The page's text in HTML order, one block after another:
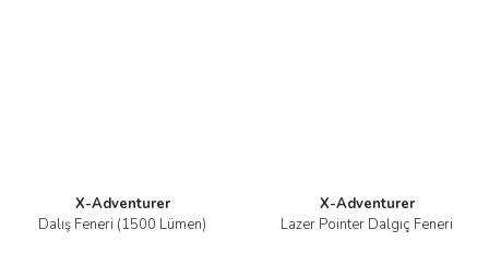
X-Adventurer
Dalış Feneri (1500 Lümen)
X-Adventurer
Lazer Pointer Dalgıç Feneri